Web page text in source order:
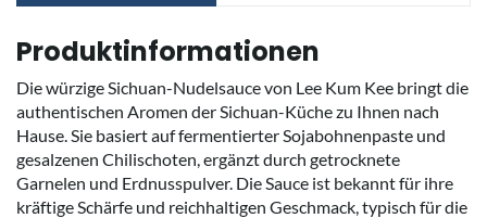
Produktinformationen
Die würzige Sichuan-Nudelsauce von Lee Kum Kee bringt die
authentischen Aromen der Sichuan-Küche zu Ihnen nach
Hause. Sie basiert auf fermentierter Sojabohnenpaste und
gesalzenen Chilischoten, ergänzt durch getrocknete
Garnelen und Erdnusspulver. Die Sauce ist bekannt für ihre
kräftige Schärfe und reichhaltigen Geschmack, typisch für die